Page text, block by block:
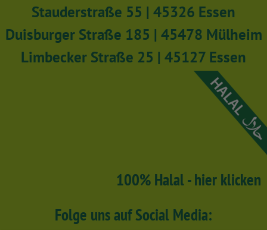
Stauderstraße 55 | 45326 Essen
Duisburger Straße 185 | 45478 Mülheim
Limbecker Straße 25 | 45127 Essen
100% Halal - hier klicken
Folge uns auf Social Media: